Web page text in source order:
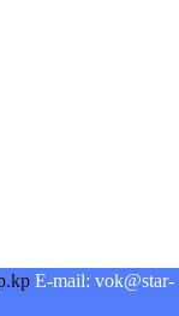
E-mail: vok@star-